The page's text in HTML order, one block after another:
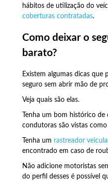
hábitos de utilização do
coberturas contratadas.
Como deixar o
barato?
Existem algumas dicas
seguro sem abrir mão de
Veja quais são elas.
Tenha um bom histórico de
condutoras são vistas
Tenha um rastreador
encontrado em caso de
Não adicione motoristas
do perfil desses é possível